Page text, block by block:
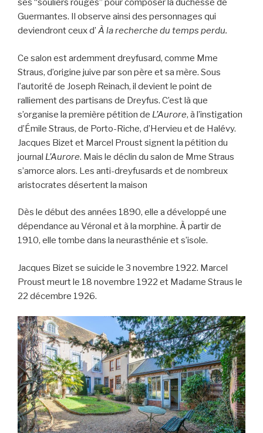
ses “souliers rouges” pour composer la duchesse de
Guermantes. Il observe ainsi des personnages qui
deviendront ceux d’ À la recherche du temps perdu.
Ce salon est ardemment dreyfusard, comme Mme
Straus, d’origine juive par son père et sa mère. Sous
l’autorité de Joseph Reinach, il devient le point de
ralliement des partisans de Dreyfus. C’est là que
s’organise la première pétition de L’Aurore, à l’instigation
d’Émile Straus, de Porto-Riche, d’Hervieu et de Halévy.
Jacques Bizet et Marcel Proust signent la pétition du
journal L’Aurore. Mais le déclin du salon de Mme Straus
s’amorce alors. Les anti-dreyfusards et de nombreux
aristocrates désertent la maison
Dès le début des années 1890, elle a développé une
dépendance au Véronal et à la morphine. À partir de
1910, elle tombe dans la neurasthénie et s’isole.
Jacques Bizet se suicide le 3 novembre 1922. Marcel
Proust meurt le 18 novembre 1922 et Madame Straus le
22 décembre 1926.